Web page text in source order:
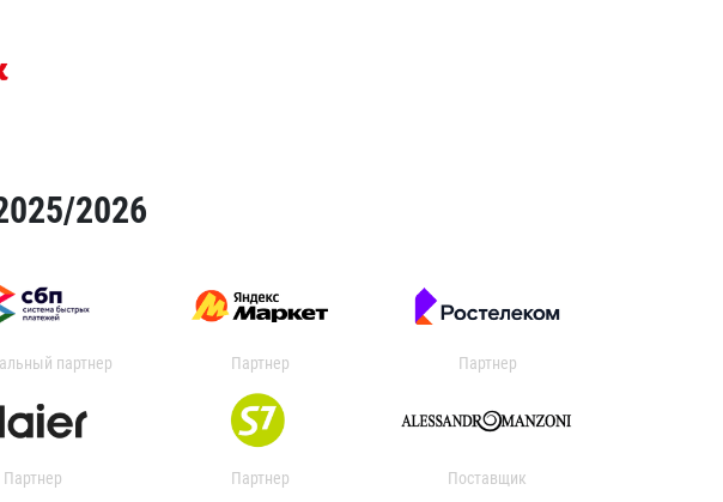
2026
партнер Партнер Партнер
Партнер Партнер Поставщик